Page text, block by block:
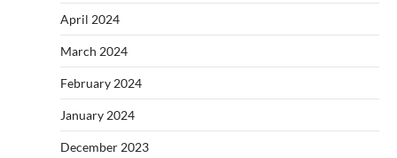
April 2024
March 2024
February 2024
January 2024
December 2023